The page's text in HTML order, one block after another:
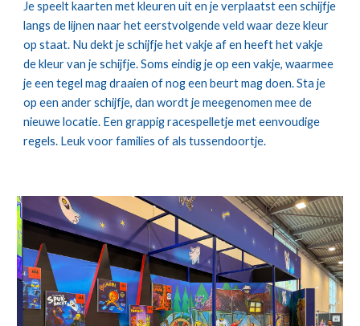
Je speelt kaarten met kleuren uit en je verplaatst een schijfje
langs de lijnen naar het eerstvolgende veld waar deze kleur
op staat. Nu dekt je schijfje het vakje af en heeft het vakje
de kleur van je schijfje. Soms eindig je op een vakje, waarmee
je een tegel mag draaien of nog een beurt mag doen. Sta je
op een ander schijfje, dan wordt je meegenomen mee de
nieuwe locatie. Een grappig racespelletje met eenvoudige
regels. Leuk voor families of als tussendoortje.